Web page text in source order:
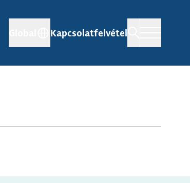
Kapcsolatfelvétel